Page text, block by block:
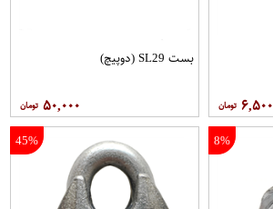
۶,۵۰۰
بست SL29 (دوپیچ)
۵۰,۰۰۰
8%
45%